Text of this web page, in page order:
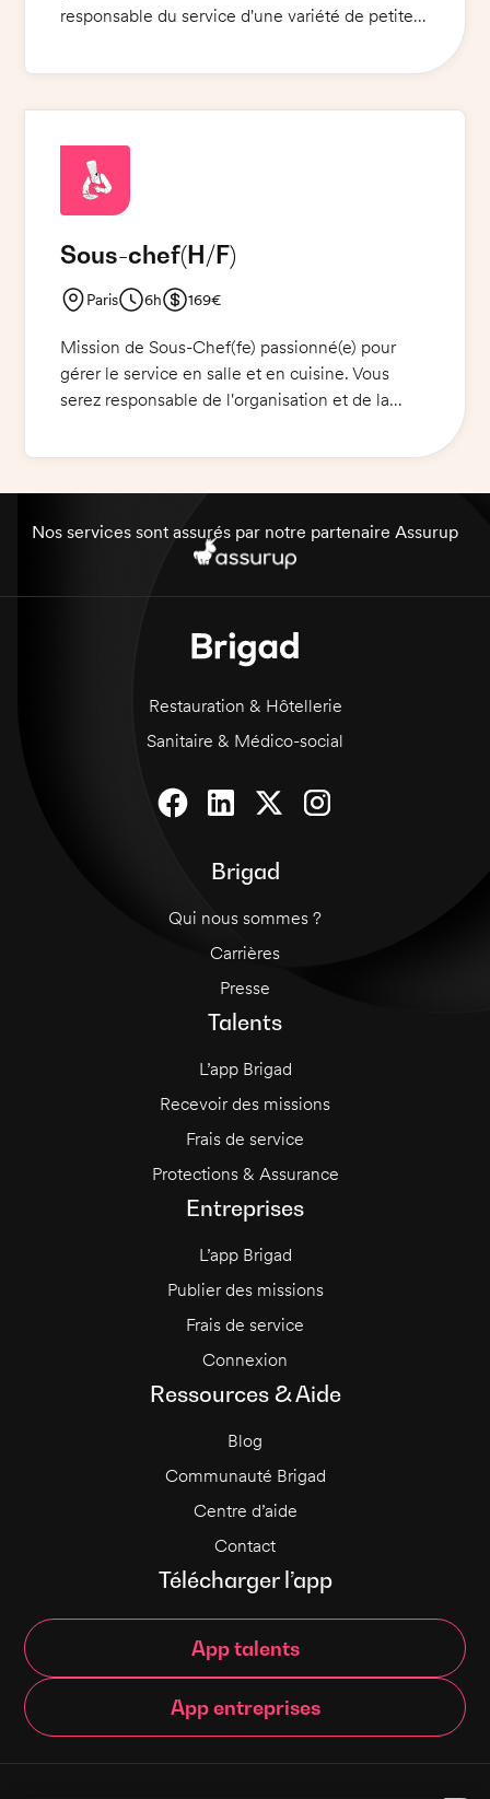
responsable du service d'une variété de petites
quelques grillades/burgers. Vous devrez
service des plats. Vous serez chargé de garantir
une présentation soignée et un service de
qualité.
Sous-chef(H/F)
Paris 6h 169€
Mission de Sous-Chef(fe) passionné(e) pour
gérer le service en salle et en cuisine. Vous
serez responsable de l'organisation et de la
stocks et des commandes alimentaires et des
que les employés portent des vêtements de
cuisine et des chaussures de sécurité
nettoyage et la maintenance des couteaux et
des ustensiles de cuisine.
Nos services sont assurés par notre partenaire Assurup
Restauration & Hôtellerie
Sanitaire & Médico-social
Brigad
Qui nous sommes ?
Carrières
Presse
Talents
L’app Brigad
Recevoir des missions
Frais de service
Protections & Assurance
Entreprises
L’app Brigad
Publier des missions
Frais de service
Connexion
Ressources & Aide
Blog
Communauté Brigad
Centre d’aide
Contact
Télécharger l’app
App talents
App entreprises